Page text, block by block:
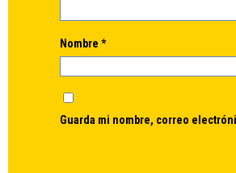
Nombre*
Guarda mi nombre, correo